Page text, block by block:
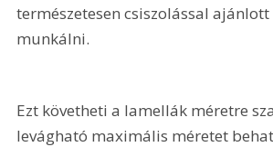
természetesen csiszolással
munkálni.
Ezt követheti a lamellák méretre
levágható maximális méretet